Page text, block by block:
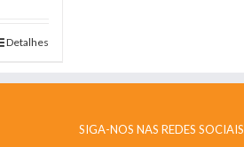
Detalhes
SIGA-NOS NAS REDES SOCIAIS